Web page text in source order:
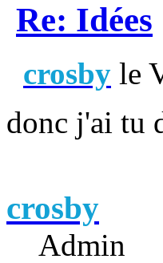
Re: Idées
crosby le
donc j'ai tu
crosby
Admin